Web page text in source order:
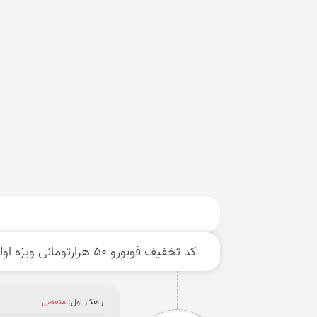
کد تخفیف فوبورو 50 هزارتومانی ویژه اولین خرید
راهکار اول:منقضی